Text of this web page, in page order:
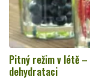
Pitný režim v létě
dehydrataci